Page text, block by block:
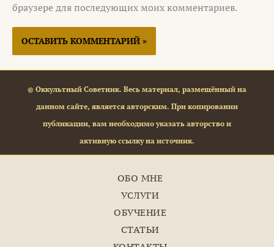
браузере для последующих моих комментариев.
© Оккультный Советник. Весь материал, размещённый на
данном сайте, является авторским. При копировании
публикации, вам необходимо указать авторство и
активную ссылку на источник.
ОБО МНЕ
УСЛУГИ
ОБУЧЕНИЕ
СТАТЬИ